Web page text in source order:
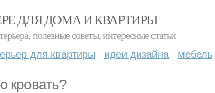
ДЛЯ ДОМА И КВАРТИРЫ
полезные советы, интересные статьи
для квартиры идеи дизайна мебель
кровать?